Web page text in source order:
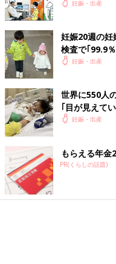
め＊＊＊＊＊さん
ローストビーフって食べ
あ＊＊＊＊＊さ
投稿するところ間違えてま
ストビーフを食べてしま
ますが、妊娠中ロースト
しゃいますか😭.....
妊娠・出産
妊娠20週の妊
検査で｢99.9
ティックラー
妊娠・出産
世界に550人
｢目が見えて
らなかった【
妊娠・出産
もらえる年金
PR(くらしの話題)